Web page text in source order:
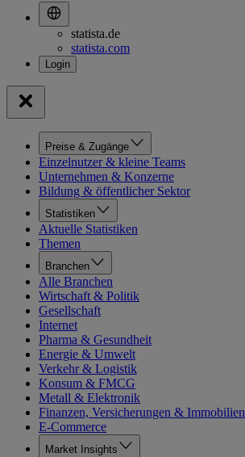
statista.de
statista.com
Preise & Zugänge
Einzelnutzer & kleine Teams
Unternehmen & Konzerne
Bildung & öffentlicher Sektor
Statistiken
Aktuelle Statistiken
Themen
Branchen
Alle Branchen
Wirtschaft & Politik
Gesellschaft
Internet
Pharma & Gesundheit
Energie & Umwelt
Verkehr & Logistik
Konsum & FMCG
Metall & Elektronik
Finanzen, Versicherungen & Immobilien
E-Commerce
Market Insights